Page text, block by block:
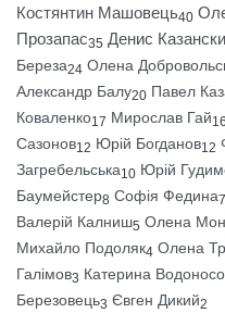
Костянтин Машовець40
Прозапас35 Денис
Береза24 Олена
Александр Балу20 Павел
Коваленко17 Мирослав Гай16
Сазонов12 Юрій Богданов12
Загребельська10 Юрій
Баумейстер8 Софія Федина7
Валерій Калниш5 Олена
Михайло Подоляк4 Олена
Галімов3 Катерина
Березовець3 Євген Дикий2